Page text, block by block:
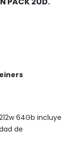
64Gb incluye
de